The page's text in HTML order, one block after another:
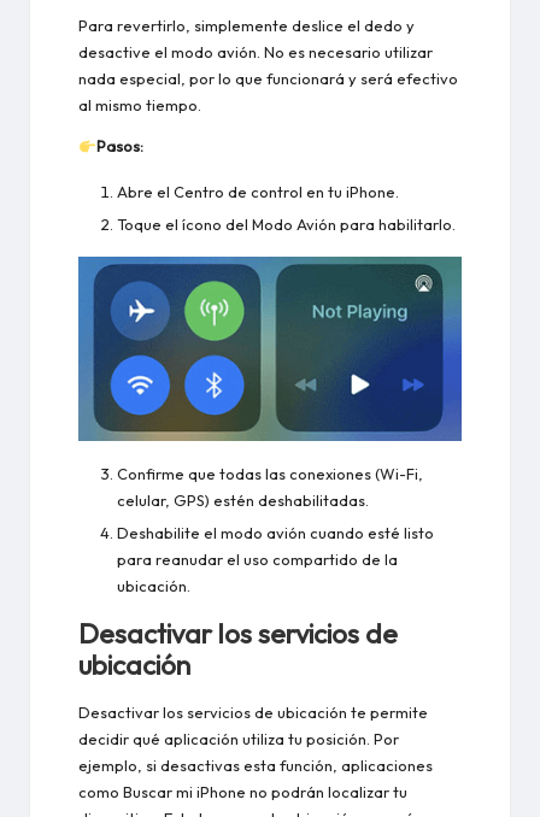
Para revertirlo, simplemente deslice el dedo y
desactive el modo avión. No es necesario utilizar
nada especial, por lo que funcionará y será efectivo
al mismo tiempo.
Pasos:
Abre el Centro de control en tu iPhone.
Toque el ícono del Modo Avión para habilitarlo.
Confirme que todas las conexiones (Wi-Fi,
celular, GPS) estén deshabilitadas.
Deshabilite el modo avión cuando esté listo
para reanudar el uso compartido de la
ubicación.
Desactivar los servicios de
ubicación
Desactivar los servicios de ubicación te permite
decidir qué aplicación utiliza tu posición. Por
ejemplo, si desactivas esta función, aplicaciones
como Buscar mi iPhone no podrán localizar tu